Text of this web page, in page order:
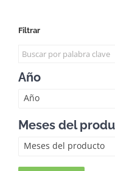
Filtrar
Año
Año
Meses del
Meses del producto